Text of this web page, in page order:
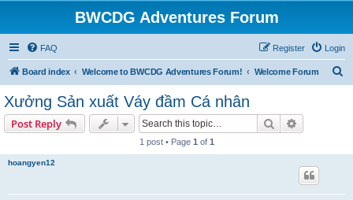
BWCDG Adventures Forum
FAQ Login
Register
Board index Welcome to BWCDG Adventures Forum! Welcome Forum
Xưởng Sản xuất Váy đầm Cá nhân
Post Reply Search
1 post • Page 1 of 1
hoangyen12